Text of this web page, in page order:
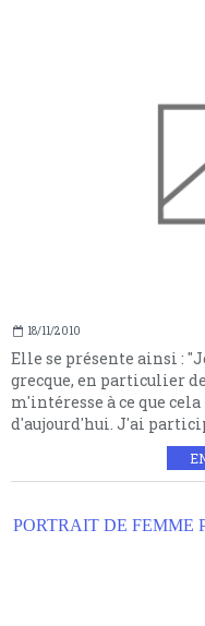
18/11/2010
Elle se présente ainsi :
grecque, en particulier
m'intéresse à ce que
d'aujourd'hui. J'ai
PORTRAIT DE FEMME